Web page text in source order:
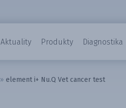
Aktuality Produkty Diagnostika
» element i+ Nu.Q Vet cancer test